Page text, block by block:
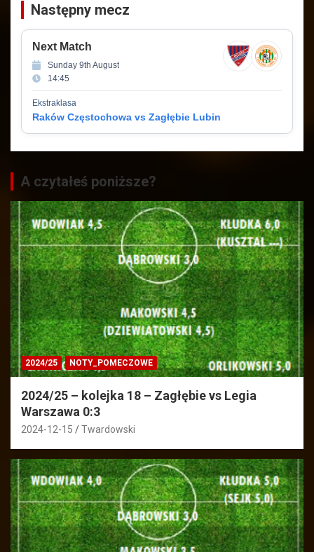
Następny mecz
Next Match
Sunday 9th August
14:45
Ekstraklasa
Raków Częstochowa vs Zagłębie Lubin
A czytałeś poniższe?
2024/25 NOTY_POMECZOWE
2024/25 – kolejka 18 – Zagłębie vs Legia
Warszawa 0:3
2024-12-15 Twardowski